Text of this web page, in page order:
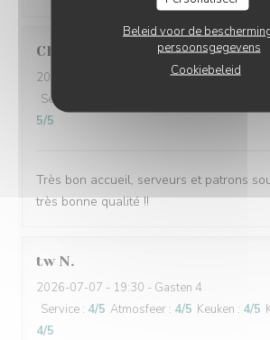
Beleid voor de
persoonsgegevens
Cookiebeleid
Chloe
2026-07-10
- 19:30 - Gasten 4
Service
5/5
Très bon accueil, serveurs et patrons
très bonne qualité !!
tw N
2026-07-07 - 19:30 - Gasten 4
Service : 4/5 Atmosfeer : 4/5 Keuken : 4/5
4/5